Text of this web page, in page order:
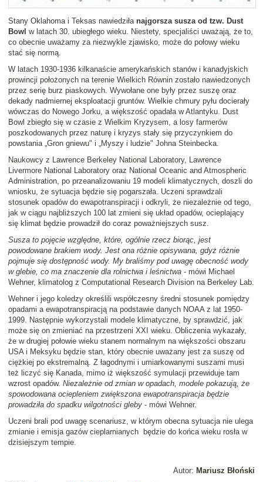
Stany Oklahoma i Teksas nawiedziła najgorsza susza od tzw. Dust
Bowl w latach 30. ubiegłego wieku. Niestety, specjaliści uważają, że to,
co obecnie uważamy za niezwykle zjawisko, może do połowy wieku
stać się normą.
W latach 1930-1936 kilkanaście amerykańskich stanów i kanadyjskich
prowincji położonych na terenie Wielkich Równin zostało nawiedzonych
przez serię burz piaskowych. Wywołane one były przez suszę oraz
dekady nadmiernej eksploatacji gruntów. Wielkie chmury pyłu docierały
wówczas do Nowego Jorku, a większość opadała w Atlantyku. Dust
Bowl zbiegło się w czasie z Wielkim Kryzysem, a losy farmerów
poszkodowanych przez naturę i kryzys stały się przyczynkiem do
powstania „Gron gniewu" i „Myszy i ludzie" Johna Steinbecka.
Naukowcy z Lawrence Berkeley National Laboratory, Lawrence
Livermore National Laboratory oraz National Oceanic and Atmospheric
Administration, po przeanalizowaniu 19 modeli klimatycznych, doszli do
wniosku, że sytuacja będzie się pogarszała. Uczeni sprawdzali
stosunek opadów do ewapotranspiracji i odkryli, że niezależnie od tego,
jak w ciągu najbliższych 100 lat zmieni się układ opadów, ocieplający
się klimat będzie prowadził do coraz poważniejszych susz.
Susza to pojęcie względne, które, ogólnie rzecz biorąc, jest
powodowane brakiem wody. Jest ona różnie opisywana, gdyż różnie
pojmuje się dostępność wody. My braliśmy pod uwagę obecność wody
w glebie, co ma znaczenie dla rolnictwa i leśnictwa - mówi Michael
Wehner, klimatolog z Computational Research Division na Berkeley Lab.
Wehner i jego koledzy określili współczesny średni stosunek pomiędzy
opadami a ewapotranspiracją na podstawie danych NOAA z lat 1950-
1999. Następnie wykorzystali modele klimatyczne, by sprawdzić, jak
może się on zmieniać na przestrzeni XXI wieku. Obliczenia wykazały,
że w drugiej połowie wieku stanem normalnym na większości obszaru
USA i Meksyku będzie stan, który obecnie uważany jest za suszę od
ciężkiej po ekstremalną. Z łagodnymi i umiarkowanymi suszami musi
też liczyć się Kanada, mimo iż większość symulacji przewiduje tam
wzrost opadów. Niezależnie od zmian w opadach, modele pokazują, że
spowodowana ociepleniem zwiększona ewapotranspiracja będzie
prowadziła do spadku wilgotności gleby - mówi Wehner.
Uczeni brali pod uwagę scenariusz, w którym obecna sytuacja nie ulega
zmianie i emisja gazów cieplarnianych będzie do końca wieku rosła w
dzisiejszym tempie.
Autor: Mariusz Błoński